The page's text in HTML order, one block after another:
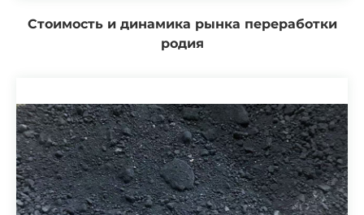
Стоимость и динамика рынка переработки
родия